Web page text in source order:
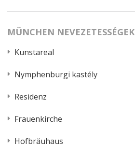
MÜNCHEN NEVEZETESSÉGEK
Kunstareal
Nymphenburgi kastély
Residenz
Frauenkirche
Hofbräuhaus